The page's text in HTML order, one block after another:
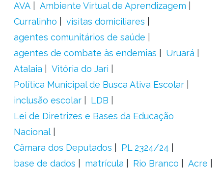
AVA
Ambiente Virtual de Aprendizagem
Curralinho
visitas domiciliares
agentes comunitários de saúde
agentes de combate às endemias
Uruará
Atalaia
Vitória do Jari
Política Municipal de Busca Ativa Escolar
inclusão escolar
LDB
Lei de Diretrizes e Bases da Educação
Nacional
Câmara dos Deputados
PL 2324/24
base de dados
matrícula Rio Branco
Acre